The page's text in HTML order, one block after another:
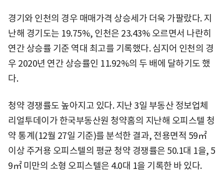
경기와 인천의 경우 매매가격 상승세가 더욱 가팔랐다. 지
난해 경기도는 19.75%, 인천은 23.43% 오르면서 나란히
연간 상승률 기준 역대 최고를 기록했다. 심지어 인천의 경
우 2020년 연간 상승률인 11.92%의 두 배에 달하기도 했
다.
청약 경쟁률도 높아지고 있다. 지난 3일 부동산 정보업체
리얼투데이가 한국부동산원 청약홈의 지난해 오피스텔 청
약 통계(12월 27일 기준)를 분석한 결과, 전용면적 59㎡
이상 주거용 오피스텔의 평균 청약 경쟁률은 50.1대 1을, 5
9㎡ 미만의 소형 오피스텔은 4.0대 1을 기록한 바 있다.